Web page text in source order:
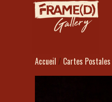
Accueil / Cartes Postales